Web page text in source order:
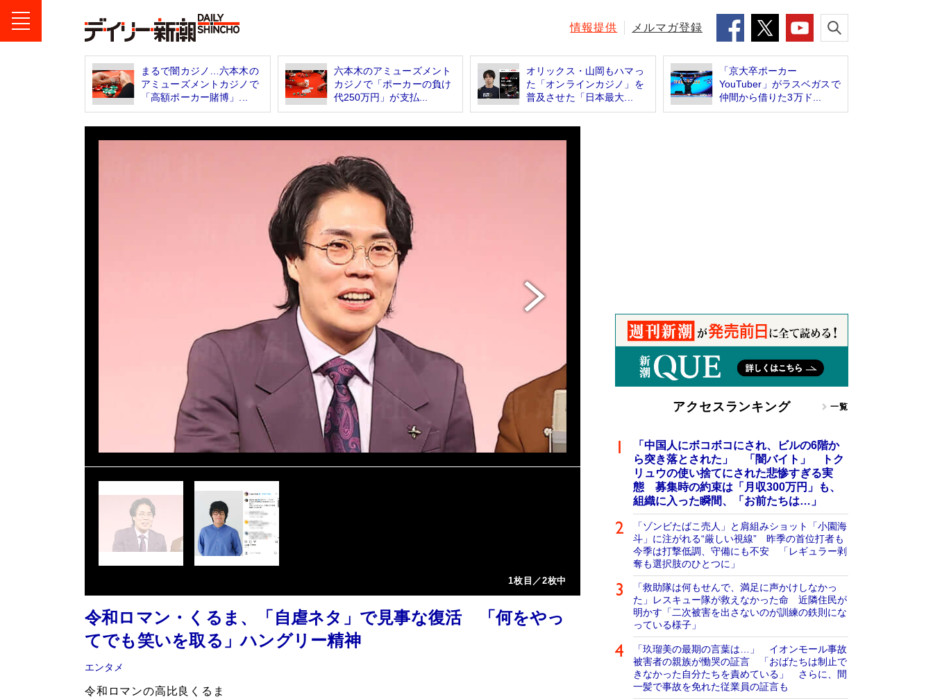
情報提供 メルマガ登録
まるで闇カジノ…六本木の
アミューズメントカジノで
「高額ポーカー賭博」...
六本木のアミューズメント
カジノで「ポーカーの負け
代250万円」が支払...
オリックス・山岡もハマっ
た「オンラインカジノ」を
普及させた「日本最大...
「京大卒ポーカー
YouTuber」がラスベガスで
仲間から借りた3万ド...
1枚目／2枚中
令和ロマン・くるま、「自虐ネタ」で見事な復活 「何をやっ
てでも笑いを取る」ハングリー精神
エンタメ
令和ロマンの高比良くるま
アクセスランキング 一覧
「中国人にボコボコにされ、ビルの6階か
ら突き落とされた」 「闇バイト」 トク
リュウの使い捨てにされた悲惨すぎる実
態 募集時の約束は「月収300万円」も、
組織に入った瞬間、「お前たちは…」
「ゾンビたばこ売人」と肩組みショット「小園海
斗」に注がれる“厳しい視線” 昨季の首位打者も
今季は打撃低調、守備にも不安 「レギュラー剥
奪も選択肢のひとつに」
「救助隊は何もせんで、満足に声かけしなかっ
た」レスキュー隊が救えなかった命 近隣住民が
明かす「二次被害を出さないのが訓練の鉄則にな
っている様子」
「玖瑠美の最期の言葉は…」 イオンモール事故
被害者の親族が慟哭の証言 「おばたちは制止で
きなかった自分たちを責めている」 さらに、間
一髪で事故を免れた従業員の証言も